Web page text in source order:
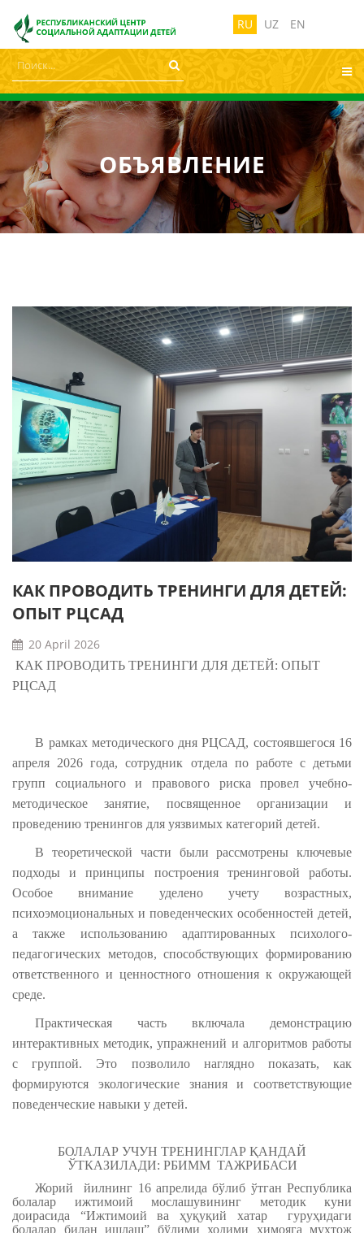
Вкл Изображения:Выкл
RU UZ EN
ОБЪЯВЛЕНИЕ
КАК ПРОВОДИТЬ ТРЕНИНГИ ДЛЯ ДЕТЕЙ:
ОПЫТ РЦСАД
20 April 2026
КАК ПРОВОДИТЬ ТРЕНИНГИ ДЛЯ ДЕТЕЙ: ОПЫТ
РЦСАД
В рамках методического дня РЦСАД, состоявшегося 16
апреля 2026 года, сотрудник отдела по работе с детьми
групп социального и правового риска провел учебно-
методическое занятие, посвященное организации и
проведению тренингов для уязвимых категорий детей.
В теоретической части были рассмотрены ключевые
подходы и принципы построения тренинговой работы.
Особое внимание уделено учету возрастных,
психоэмоциональных и поведенческих особенностей детей,
а также использованию адаптированных психолого-
педагогических методов, способствующих формированию
ответственного и ценностного отношения к окружающей
среде.
Практическая часть включала демонстрацию
интерактивных методик, упражнений и алгоритмов работы
с группой. Это позволило наглядно показать, как
формируются экологические знания и соответствующие
поведенческие навыки у детей.
БОЛАЛАР УЧУН ТРЕНИНГЛАР ҚАНДАЙ
ЎТКАЗИЛАДИ: РБИММ ТАЖРИБАСИ
Жорий йилнинг 16 апрелида бўлиб ўтган Республика
болалар ижтимоий мослашувининг методик куни
доирасида “Ижтимоий ва ҳуқуқий хатар гуруҳидаги
болалар билан ишлаш” бўлими ходими ҳимояга муҳтож